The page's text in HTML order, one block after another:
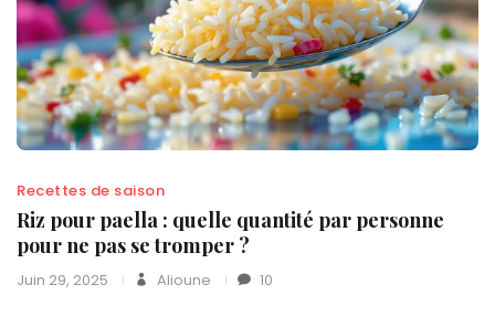
Recettes de saison
Riz pour paella : quelle quantité par personne
pour ne pas se tromper ?
Juin 29, 2025 Alioune 10